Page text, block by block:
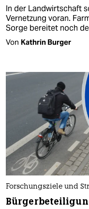
In der Landwirtschaft
Vernetzung voran.
Sorge bereitet noch
Von Kathrin Burger
Forschungsziele und